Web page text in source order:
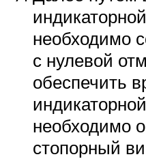
необходимо
с нулевой
обеспечить
необходимо
стопорный